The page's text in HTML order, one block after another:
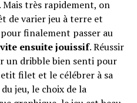
Mais très rapidement, on
de varier jeu à terre et
finalement passer au
ensuite jouissif. Réussir
un dribble bien senti pour
filet et le célébrer à sa
jeu, le choix de la